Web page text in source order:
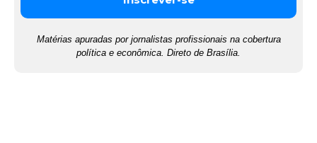
Matérias apuradas por jornalistas profissionais na cobertura
política e econômica. Direto de Brasília.